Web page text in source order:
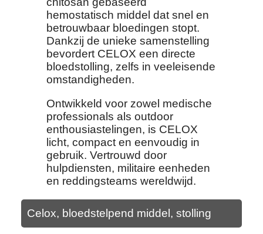
hemostatisch middel dat snel en
betrouwbaar bloedingen stopt.
Dankzij de unieke samenstelling
bevordert CELOX een directe
bloedstolling, zelfs in veeleisende
omstandigheden.
Ontwikkeld voor zowel medische
professionals als outdoor
enthousiastelingen, is CELOX
licht, compact en eenvoudig in
gebruik. Vertrouwd door
hulpdiensten, militaire eenheden
en reddingsteams wereldwijd.
Celox, bloedstelpend middel, stolling